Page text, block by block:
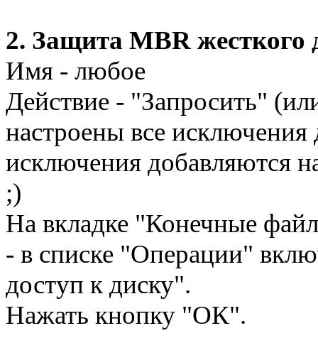
2. Защита MBR жесткого
Имя - любое
Действие - "Запросить"
настроены все
исключения добавляются
;)
На вкладке "Конечные
- в списке "Операции"
доступ к диску".
Нажать кнопку "ОК".